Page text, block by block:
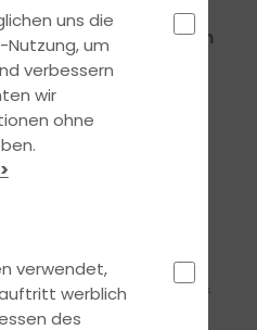
zu unseremkostenlosen
für Eltern
in entspannter
rund um die
erklärt
Vorbereitung
(z. B. Simulator &
uns die
um
verbessern
wir
ohne
verwendet,
werblich
des